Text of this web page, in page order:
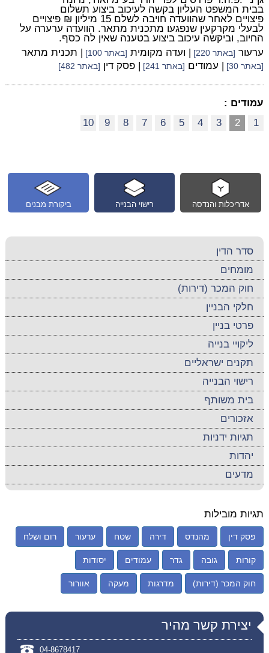
בבית המשפט העליון בקשה לעיכוב ביצוע תשלום
פיצויים לאחר שהוועדה חויבה לשלם 15 מיליון ₪ פיצויים
לבעלי מקרקעין שנפגעו מתכנית מתאר. הוועדה ערערה על
החיוב, וביקשה עיכוב ביצוע בטענה שאין לה כסף.
ערעור [באתר 220] | ועדה מקומית [באתר 100] | תכנית מתאר
[באתר 30] | עמודים [באתר 241] | פסק דין [באתר 482]
עמודים :
1
2
3
4
5
6
7
8
9
10
ביקורת מבנים רישוי הבנייה אדריכלות והנדסה
סדר הדין
מומחים
חוק המכר (דירות)
חלקי הבניין
פרטי בניין
ליקויי בנייה
תקנים ישראליים
רישוי הבנייה
בית משותף
אזכורים
תגיות ידניות
יהדות
מדעים
תגיות מובילות
פסק דין מהנדס דירה שטח ערעור רום ושלח
קורות גובה גדר עמודים יסודות
חוק המכר (דירות) מדרגות מעקה אוורור
יצירת קשר מהיר
04-8678417